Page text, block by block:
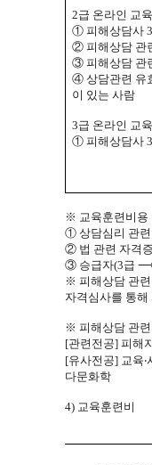
2급 온라인 교
① 피해상담사 3
② 피해상담 관
③ 피해상담 관
④ 상담관련 유
이 있는 사람
3급 온라인 교
① 피해상담사 3
※ 교육훈련비용
① 상담심리 관
② 법 관련 자격
③ 승급자(3급
※ 피해상담 관
자격심사를 통
※ 피해상담 관
[관련전공] 피해
[유사전공] 교육‧
다문화학
4) 교육훈련비